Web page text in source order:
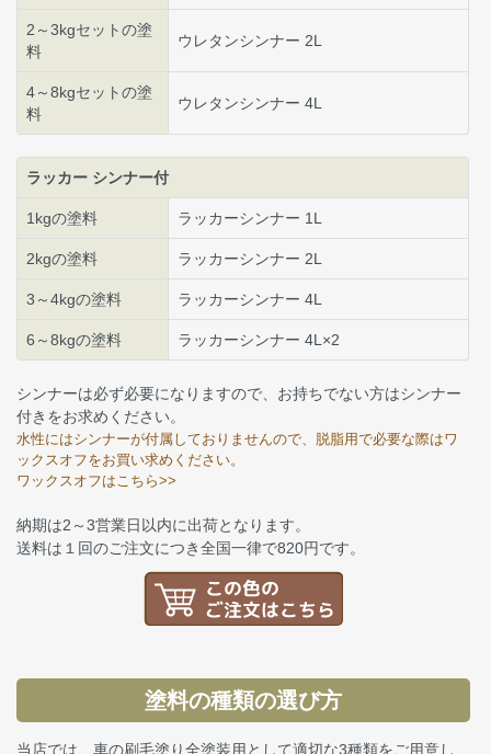
2～3kgセットの塗
料
ウレタンシンナー 2L
4～8kgセットの塗
料
ウレタンシンナー 4L
ラッカー シンナー付
1kgの塗料 ラッカーシンナー 1L
2kgの塗料 ラッカーシンナー 2L
3～4kgの塗料 ラッカーシンナー 4L
6～8kgの塗料 ラッカーシンナー 4L×2
シンナーは必ず必要になりますので、お持ちでない方はシンナー
付きをお求めください。
水性にはシンナーが付属しておりませんので、脱脂用で必要な際はワ
ックスオフをお買い求めください。
ワックスオフはこちら>>
納期は2～3営業日以内に出荷となります。
送料は１回のご注文につき全国一律で820円です。
塗料の種類の選び方
当店では、車の刷毛塗り全塗装用として適切な3種類をご用意し